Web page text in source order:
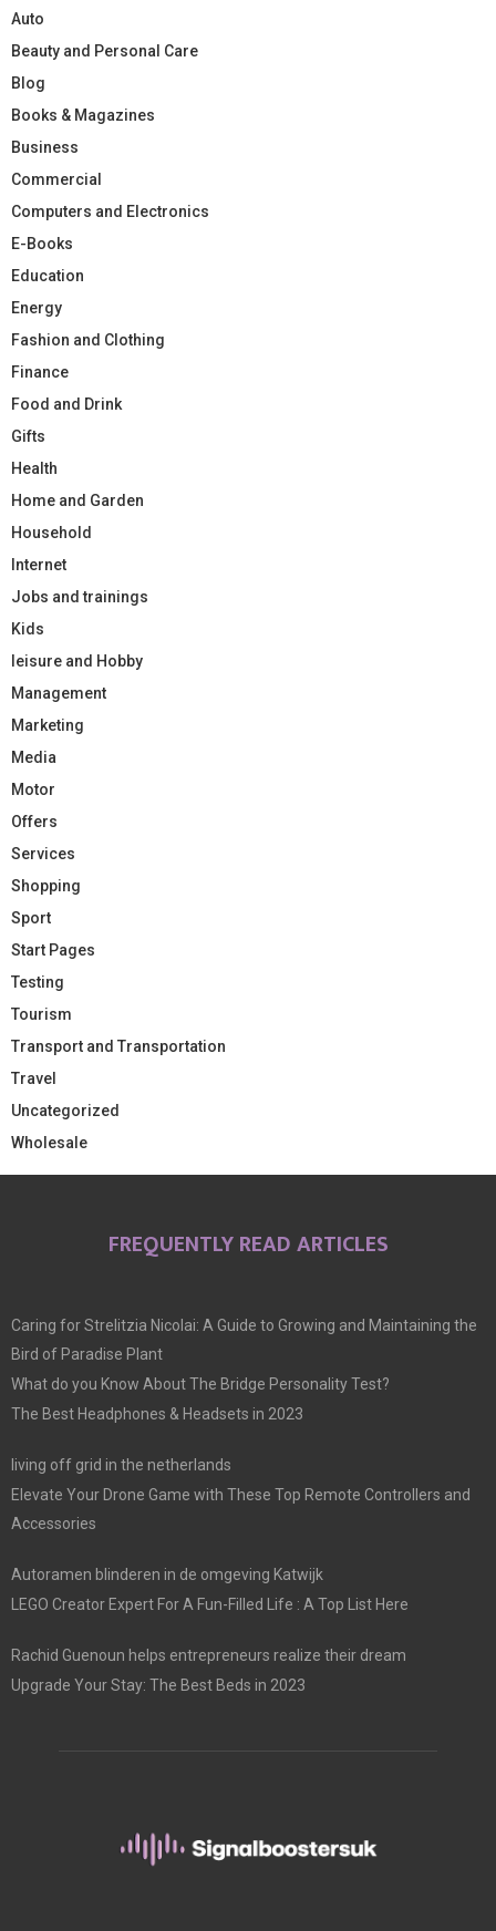
Auto
Beauty and Personal Care
Blog
Books & Magazines
Business
Commercial
Computers and Electronics
E-Books
Education
Energy
Fashion and Clothing
Finance
Food and Drink
Gifts
Health
Home and Garden
Household
Internet
Jobs and trainings
Kids
leisure and Hobby
Management
Marketing
Media
Motor
Offers
Services
Shopping
Sport
Start Pages
Testing
Tourism
Transport and Transportation
Travel
Uncategorized
Wholesale
FREQUENTLY READ ARTICLES
Caring for Strelitzia Nicolai: A Guide to Growing and Maintaining the
Bird of Paradise Plant
What do you Know About The Bridge Personality Test?
The Best Headphones & Headsets in 2023
living off grid in the netherlands
Elevate Your Drone Game with These Top Remote Controllers and
Accessories
Autoramen blinderen in de omgeving Katwijk
LEGO Creator Expert For A Fun-Filled Life : A Top List Here
Rachid Guenoun helps entrepreneurs realize their dream
Upgrade Your Stay: The Best Beds in 2023